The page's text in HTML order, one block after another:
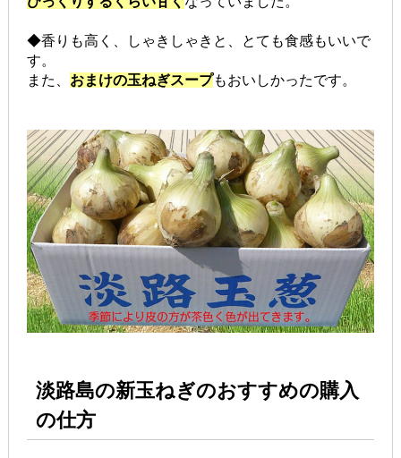
◆香りも高く、しゃきしゃきと、とても食感もいいで
す。
また、 おまけの玉ねぎスープもおいしかったです。
淡路島の新玉ねぎのおすすめの購入
の仕方